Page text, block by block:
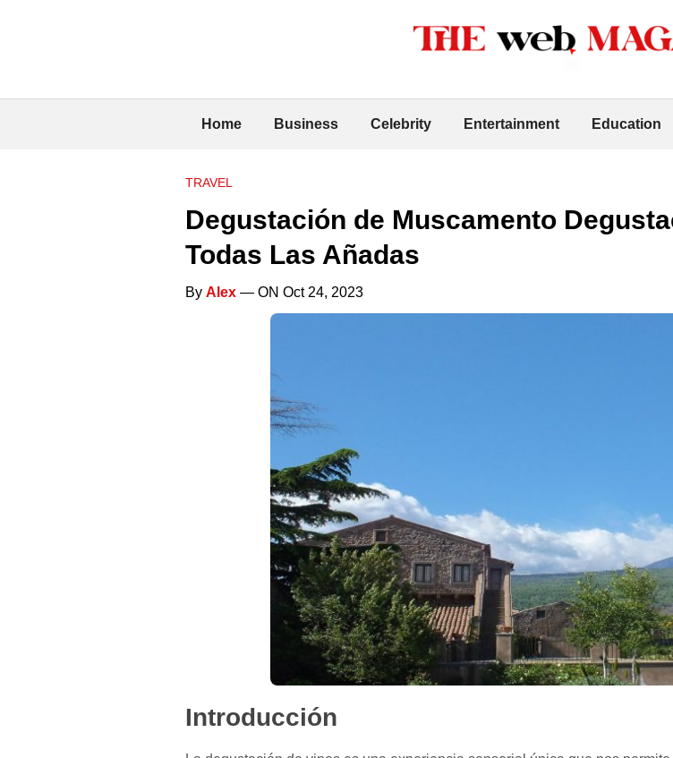
Home Business Celebrity Entertainment Education
TRAVEL
Degustación de Muscamento
Todas Las Añadas
By Alex — ON Oct 24, 2023
Introducción